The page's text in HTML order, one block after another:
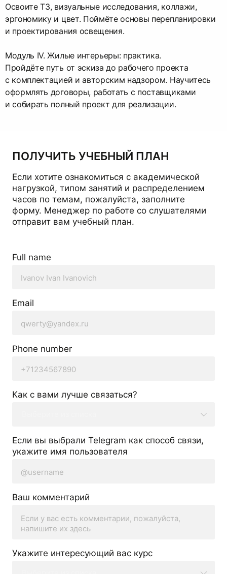
Освоите ТЗ, визуальные исследования, коллажи,
эргономику и цвет. Поймёте основы перепланировки
и проектирования освещения.
Модуль IV. Жилые интерьеры: практика.
Пройдёте путь от эскиза до рабочего проекта
с комплектацией и авторским надзором. Научитесь
оформлять договоры, работать с поставщиками
и собирать полный проект для реализации.
ПОЛУЧИТЬ УЧЕБНЫЙ ПЛАН
Если хотите ознакомиться с академической
нагрузкой, типом занятий и распределением
часов по темам, пожалуйста, заполните
форму. Менеджер по работе со слушателями
отправит вам учебный план.
Full name
Email
Phone number
Как с вами лучше связаться?
Если вы выбрали Telegram как способ связи,
укажите имя пользователя
Ваш комментарий
Укажите интересующий вас курс